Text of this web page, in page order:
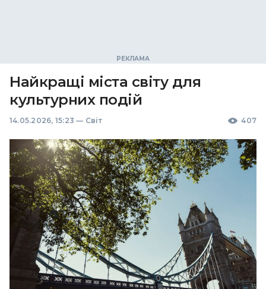
Найкращі міста світу для
культурних подій
14.05.2026, 15:23 — Світ 407